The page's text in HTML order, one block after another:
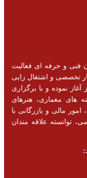
فنی و حرفه ای فعالیت
نیروی کار تخصصی و اشتغال زایی
نموده و با برگزاری
های معماری، هنرهای
مالی و یازرگانی با
توانسته علاقه مندان